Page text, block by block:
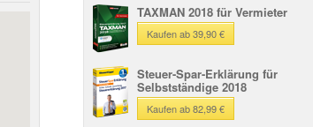
TAXMAN 2018 für Vermieter
Kaufen ab 39,90 €
Steuer-Spar-Erklärung für
Selbstständige 2018
Kaufen ab 82,99 €